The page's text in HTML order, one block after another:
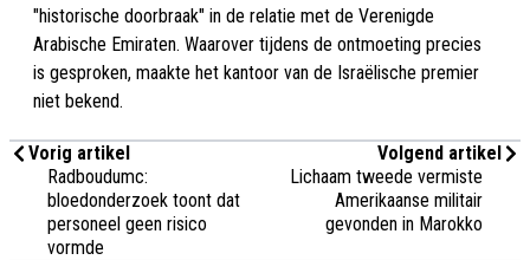
"historische doorbraak" in de relatie met de Verenigde
Arabische Emiraten. Waarover tijdens de ontmoeting precies
is gesproken, maakte het kantoor van de Israëlische premier
niet bekend.
Vorig artikel
Radboudumc:
bloedonderzoek toont dat
personeel geen risico
vormde
Volgend artikel
Lichaam tweede vermiste
Amerikaanse militair
gevonden in Marokko